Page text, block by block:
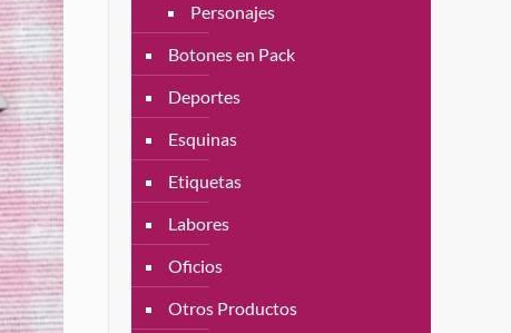
Personajes
Botones en Pack
Deportes
Esquinas
Etiquetas
Labores
Oficios
Otros Productos